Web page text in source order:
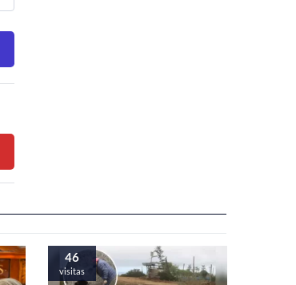
46
visitas